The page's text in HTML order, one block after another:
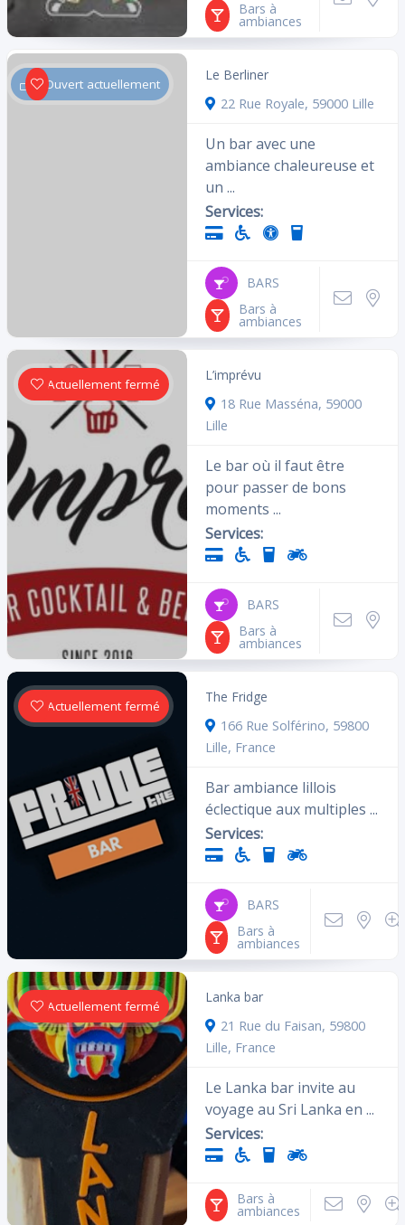
Bars à
ambiances
Ouvert actuellement
Le Berliner
22 Rue Royale, 59000 Lille
Un bar avec une
ambiance chaleureuse et
un ...
Services:
BARS
Bars à
ambiances
Actuellement fermé
L’imprévu
18 Rue Masséna, 59000
Lille
Le bar où il faut être
pour passer de bons
moments ...
Services:
BARS
Bars à
ambiances
Actuellement fermé
The Fridge
166 Rue Solférino, 59800
Lille, France
Bar ambiance lillois
éclectique aux multiples ...
Services:
BARS
Bars à
ambiances
Actuellement fermé
Lanka bar
21 Rue du Faisan, 59800
Lille, France
Le Lanka bar invite au
voyage au Sri Lanka en ...
Services:
Bars à
ambiances